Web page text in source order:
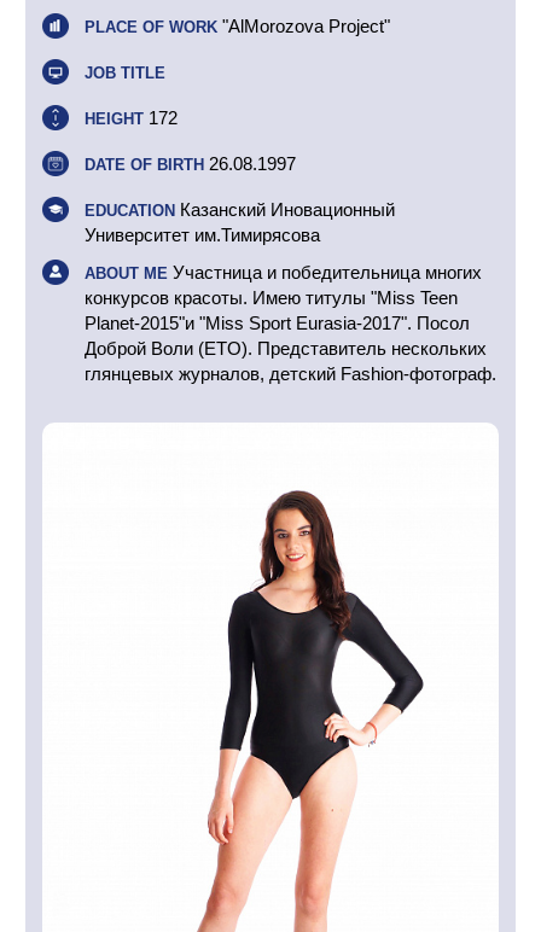
PLACE OF WORK "AlMorozova Project"
JOB TITLE
HEIGHT 172
DATE OF BIRTH 26.08.1997
EDUCATION Казанский Иновационный
Университет им.Тимирясова
ABOUT ME Участница и победительница многих
конкурсов красоты. Имею титулы "Miss Teen
Planet-2015"и "Miss Sport Eurasia-2017". Посол
Доброй Воли (ETO). Представитель нескольких
глянцевых журналов, детский Fashion-фотограф.